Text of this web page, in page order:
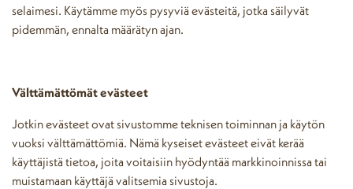
selaimesi. Käytämme myös pysyviä evästeitä, jotka säilyvät
pidemmän, ennalta määrätyn ajan.
Välttämättömät evästeet
Jotkin evästeet ovat sivustomme teknisen toiminnan ja käytön
vuoksi välttämättömiä. Nämä kyseiset evästeet eivät kerää
käyttäjistä tietoa, joita voitaisiin hyödyntää markkinoinnissa tai
muistamaan käyttäjä valitsemia sivustoja.